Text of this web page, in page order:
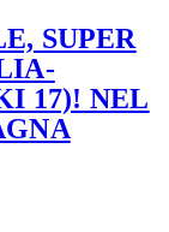
SUPER
17)! NEL